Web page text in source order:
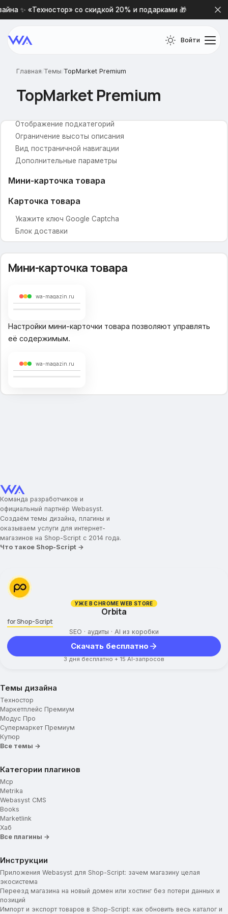
✨ «Техностор» со скидкой 20% и подарками 🎁
Войти
Главная/Темы/TopMarket Premium
TopMarket Premium
Промо-иконки
Иконка/картинка для промо-блока
Ссылка для промо-блока
Категории товаров
Отображение подкатегорий
Ограничение высоты описания
Вид постраничной навигации
Дополнительные параметры
Мини-карточка товара
Карточка товара
Укажите ключ Google Captcha
Блок доставки
Навигационные ссылки меню
Мини-карточка товара
wa-magazin.ru
Настройки мини-карточки товара позволяют управлять
её содержимым.
wa-magazin.ru
Команда разработчиков и
официальный партнёр Webasyst.
Создаём темы дизайна, плагины и
оказываем услуги для интернет-
магазинов на Shop-Script с 2014 года.
Что такое Shop-Script →
УЖЕ В CHROME WEB STORE
Orbita
for Shop-Script
SEO · аудиты · AI из коробки
Скачать бесплатно
3 дня бесплатно + 15 AI-запросов
Темы дизайна
Техностор
Маркетплейс Премиум
Модус Про
Супермаркет Премиум
Кутюр
Все темы →
Категории плагинов
Mcp
Metrika
Webasyst CMS
Books
Marketlink
Хаб
Все плагины →
Инструкции
Приложения Webasyst для Shop-Script: зачем магазину целая
экосистема
Переезд магазина на новый домен или хостинг без потери данных и
позиций
Импорт и экспорт товаров в Shop-Script: как обновить весь каталог и